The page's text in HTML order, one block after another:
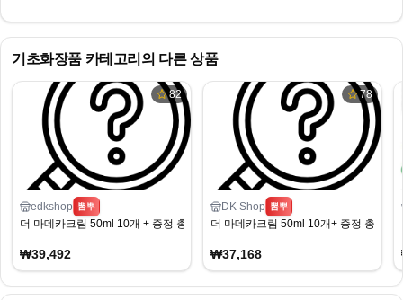
기초화장품 카테고리의 다른 상품
82
edkshop 뽐뿌
더 마데카크림 50ml 10개 + 증정 총 20ml
₩39,492
78
DK Shop 뽐뿌
더 마데카크림 50ml 10개+ 증정 총 20ml
₩37,168